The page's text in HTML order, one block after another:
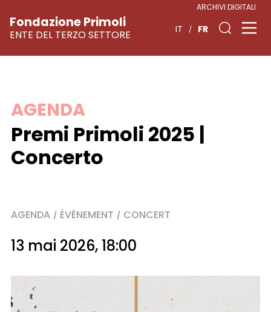
Skip
content
Fondazione Primoli
ENTE DEL TERZO SETTORE
ARCHIVI DIGITALI
IT FR
AGENDA
Premi Primoli 2025 |
Concerto
AGENDA / ÉVÉNEMENT / CONCERT
13 mai 2026, 18:00